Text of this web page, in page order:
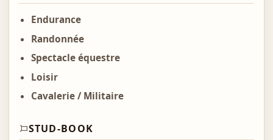
Endurance
Randonnée
Spectacle équestre
Loisir
Cavalerie / Militaire
STUD-BOOK